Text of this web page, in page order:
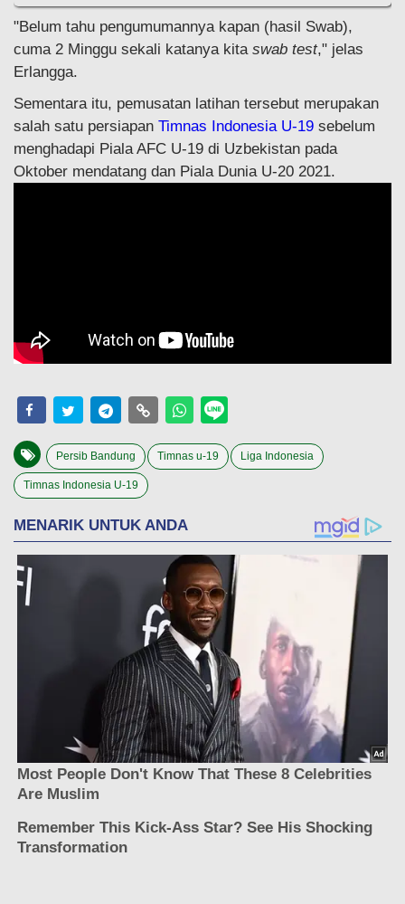
"Belum tahu pengumumannya kapan (hasil Swab),
cuma 2 Minggu sekali katanya kita swab test," jelas
Erlangga.
Sementara itu, pemusatan latihan tersebut merupakan
salah satu persiapan Timnas Indonesia U-19 sebelum
menghadapi Piala AFC U-19 di Uzbekistan pada
Oktober mendatang dan Piala Dunia U-20 2021.
Persib Bandung Timnas u-19 Liga Indonesia
Timnas Indonesia U-19